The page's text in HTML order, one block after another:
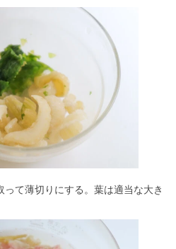
て薄切りにする。葉は適当な大き